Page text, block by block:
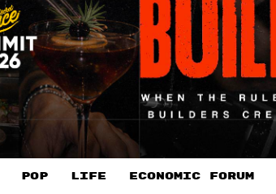
POP LIFE ECONOMIC FORUM